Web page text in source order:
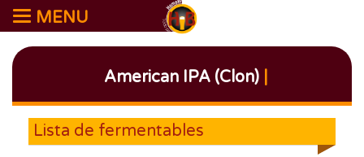
MENU
American IPA (Clon)
Lista de fermentables